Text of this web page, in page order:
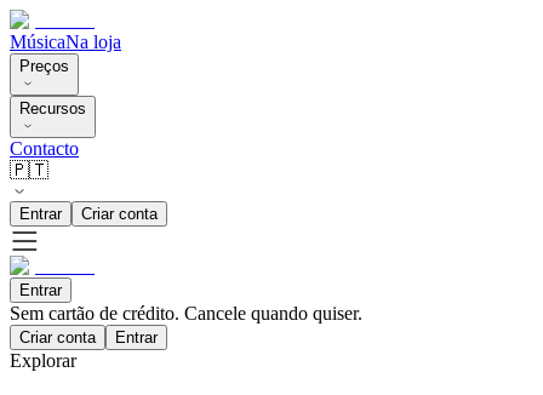
MúsicaNa loja
Preços
Recursos
Contacto
🇵🇹
Entrar Criar conta
Entrar
Sem cartão de crédito. Cancele quando quiser.
Criar conta Entrar
Explorar